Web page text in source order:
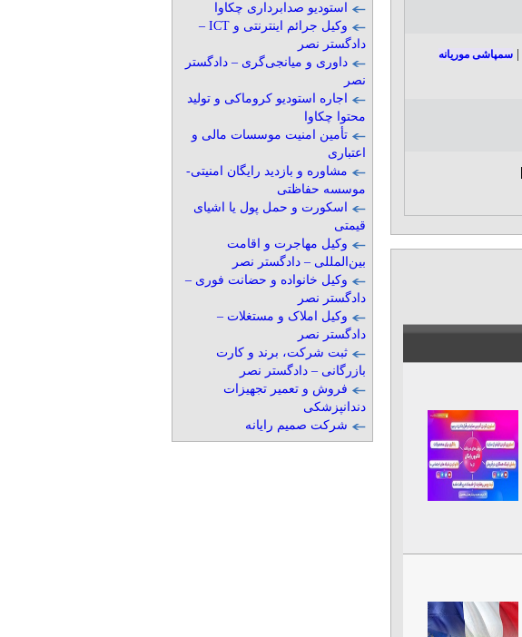
|سمپاشی موریانه
استودیو صدابرداری چکاوا
وکیل جرائم اینترنتی و ICT –
دادگستر نصر
داوری و میانجی‌گری – دادگستر
نصر
اجاره استودیو کروماکی و تولید
محتوا چکاوا
تأمین امنیت موسسات مالی و
اعتباری
مشاوره و بازدید رایگان امنیتی-
موسسه حفاظتی
اسکورت و حمل پول یا اشیای
قیمتی
وکیل مهاجرت و اقامت
بین‌المللی – دادگستر نصر
وکیل خانواده و حضانت فوری –
دادگستر نصر
وکیل املاک و مستغلات –
دادگستر نصر
ثبت شرکت، برند و کارت
بازرگانی – دادگستر نصر
فروش و تعمیر تجهیزات
دندانپزشکی
شرکت صمیم رایانه